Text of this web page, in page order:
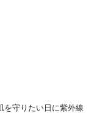
守りたい日に紫外線